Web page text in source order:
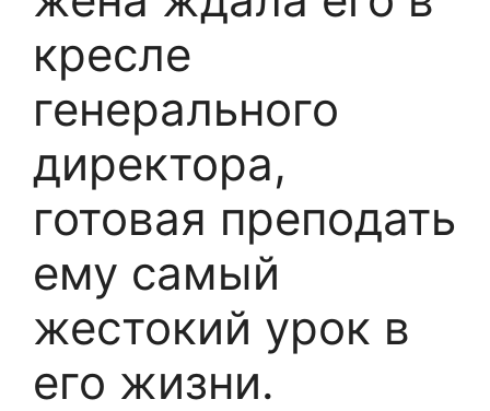
кресле
генерального
директора,
готовая преподать
ему самый
жестокий урок в
его жизни.